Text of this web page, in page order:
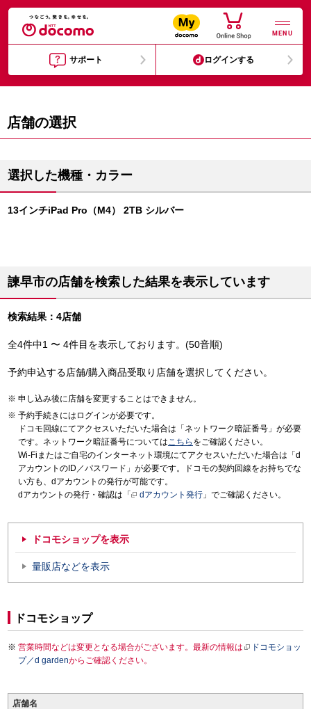
MENU
サポート ログインする
店舗の選択
選択した機種・カラー
13インチiPad Pro（M4） 2TB シルバー
諫早市の店舗を検索した結果を表示しています
検索結果：4店舗
全4件中1 〜 4件目を表示しております。(50音順)
予約申込する店舗/購入商品受取り店舗を選択してください。
申し込み後に店舗を変更することはできません。
予約手続きにはログインが必要です。
ドコモ回線にてアクセスいただいた場合は「ネットワーク暗証番号」が必要
です。ネットワーク暗証番号についてはこちら をご確認ください。
Wi-Fiまたはご自宅のインターネット環境にてアクセスいただいた場合は「d
アカウントのID／パスワード」が必要です。ドコモの契約回線をお持ちでな
い方も、dアカウントの発行が可能です。
dアカウントの発行・確認は「
dアカウント発行 」でご確認ください。
ドコモショップを表示
量販店などを表示
ドコモショップ
営業時間などは変更となる場合がございます。最新の情報は
ドコモショッ
プ／d gardenからご確認ください。
店舗名